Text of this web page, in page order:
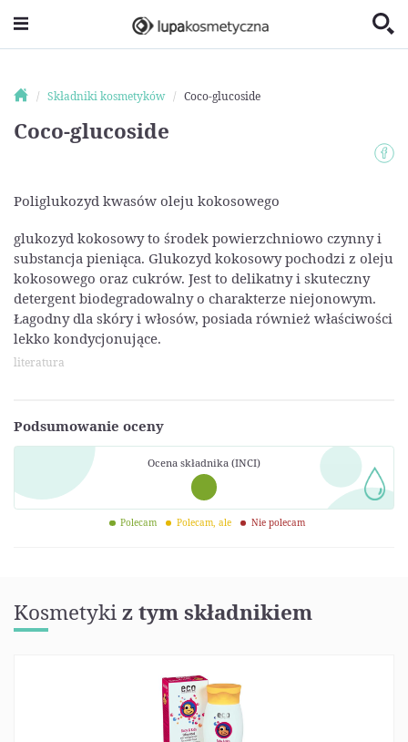
Składniki kosmetyków Coco-glucoside
Coco-glucoside
Poliglukozyd kwasów oleju kokosowego
glukozyd kokosowy to środek powierzchniowo czynny i
substancja pieniąca. Glukozyd kokosowy pochodzi z oleju
kokosowego oraz cukrów. Jest to delikatny i skuteczny
detergent biodegradowalny o charakterze niejonowym.
Łagodny dla skóry i włosów, posiada również właściwości
lekko kondycjonujące.
literatura
Podsumowanie oceny
Ocena składnika (INCI)
Polecam Polecam, ale Nie polecam
Kosmetykiz tym składnikiem